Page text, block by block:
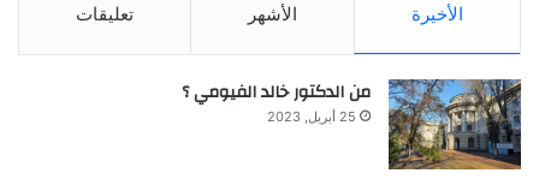
الأخيرة الأشهر تعليقات
من الدكتور خالد الفيومي ؟
25 أبريل, 2023